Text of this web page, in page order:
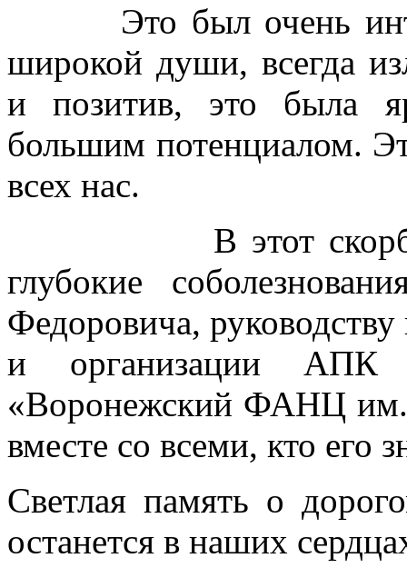
Это был очень
широкой души, всегда
и позитив, это была
большим потенциалом.
всех нас.
В этот скорбный
глубокие
Федоровича,
и организации
«Воронежский ФАНЦ
вместе со всеми, кто его
Светлая память о
останется в наших